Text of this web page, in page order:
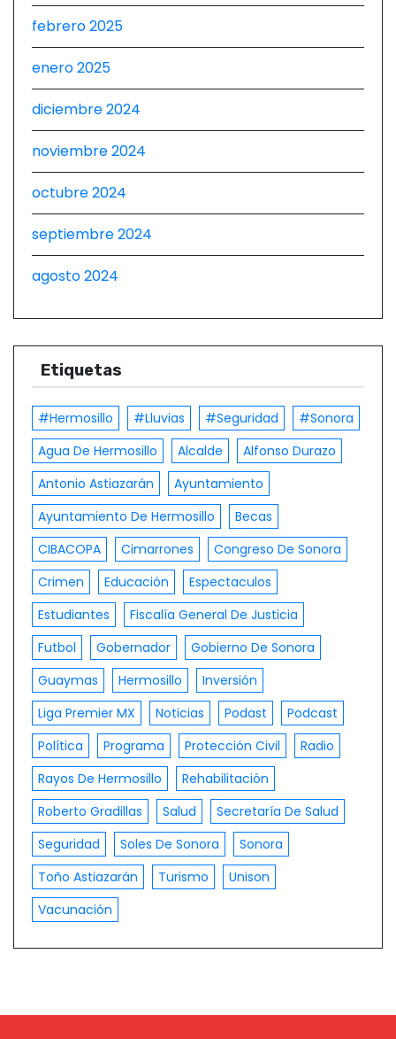
febrero 2025
enero 2025
diciembre 2024
noviembre 2024
octubre 2024
septiembre 2024
agosto 2024
Etiquetas
#hermosillo #Lluvias #Seguridad
#Sonora
Agua De Hermosillo
Alcalde
Alfonso Durazo
Antonio Astiazarán
Ayuntamiento
Ayuntamiento De Hermosillo
Becas
CIBACOPA
Cimarrones
Congreso De Sonora
Crimen
Educación
Espectaculos
Estudiantes
Fiscalía General De Justicia
Futbol
Gobernador
Gobierno De Sonora
Guaymas
Hermosillo
Inversión
Liga Premier MX
Noticias Podast
Podcast
Política
Programa Protección Civil
Radio
Rayos De Hermosillo
Rehabilitación
Roberto Gradillas
Salud
Secretaría De Salud
Seguridad
Soles De Sonora
Sonora
Toño Astiazarán
Turismo
Unison
Vacunación